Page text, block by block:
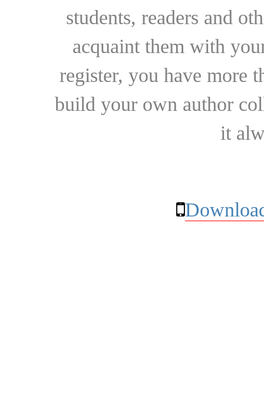
students, readers and
acquaint them with
register, you have more
build your own author
it